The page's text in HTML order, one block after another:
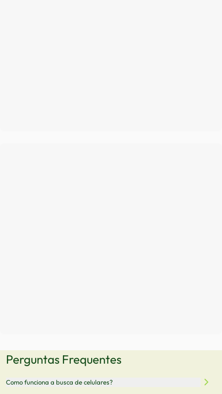
Perguntas Frequentes
Como funciona a busca de celulares?